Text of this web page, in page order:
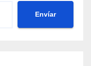
Envíar